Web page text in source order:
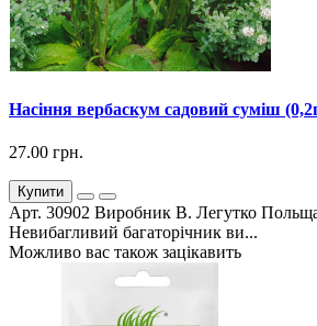
Насіння вербаскум садовий суміш
27.00 грн.
Купити
Арт. 30902 Виробник В. Легутко
Невибагливий багаторічник ви...
Можливо вас також зацікавить